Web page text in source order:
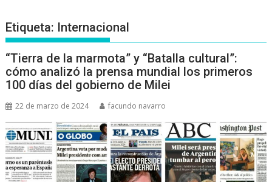
Etiqueta: Internacional
“Tierra de la marmota” y “Batalla cultural”:
cómo analizó la prensa mundial los primeros
100 días del gobierno de Milei
22 de marzo de 2024 facundo navarro